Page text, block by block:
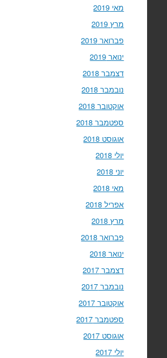
מאי 2019
מרץ 2019
פברואר 2019
ינואר 2019
דצמבר 2018
נובמבר 2018
אוקטובר 2018
ספטמבר 2018
אוגוסט 2018
יולי 2018
יוני 2018
מאי 2018
אפריל 2018
מרץ 2018
פברואר 2018
ינואר 2018
דצמבר 2017
נובמבר 2017
אוקטובר 2017
ספטמבר 2017
אוגוסט 2017
יולי 2017